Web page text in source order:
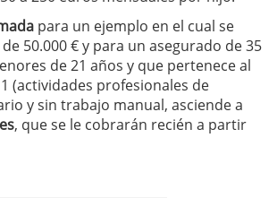
para un ejemplo en el cual se
50.000 € y para un asegurado de 35
de 21 años y que pertenece al
(actividades profesionales de
y sin trabajo manual, asciende a
, que se le cobrarán recién a partir